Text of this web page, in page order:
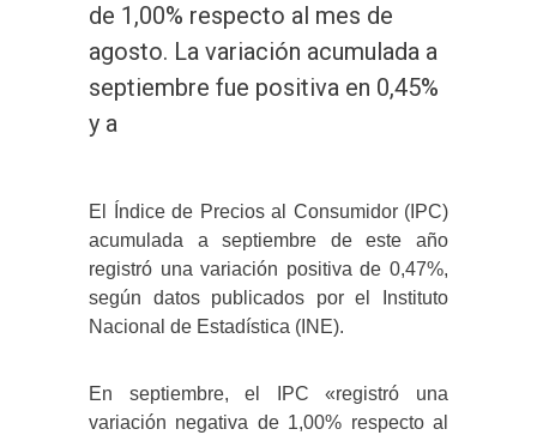
de 1,00% respecto al mes de
agosto. La variación acumulada a
septiembre fue positiva en 0,45%
y a
El Índice de Precios al Consumidor (IPC)
acumulada a septiembre de este año
registró una variación positiva de 0,47%,
según datos publicados por el Instituto
Nacional de Estadística (INE).
En septiembre, el IPC «registró una
variación negativa de 1,00% respecto al